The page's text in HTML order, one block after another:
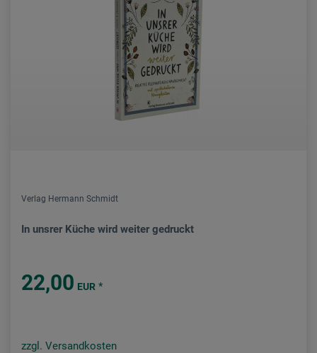
Verlag Hermann Schmidt
In unsrer Küche wird weiter gedruckt
22,00 EUR *
zzgl. Versandkosten